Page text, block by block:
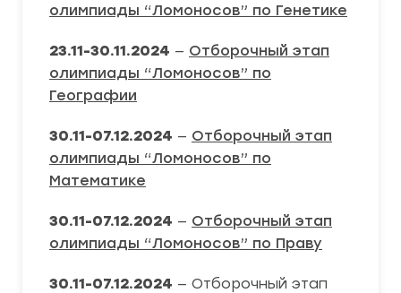
олимпиады “Ломоносов” по Генетике
23.11-30.11.2024 — Отборочный этап
олимпиады “Ломоносов” по
Географии
30.11-07.12.2024 — Отборочный этап
олимпиады “Ломоносов” по
Математике
30.11-07.12.2024 — Отборочный этап
олимпиады “Ломоносов” по Праву
30.11-07.12.2024 — Отборочный этап